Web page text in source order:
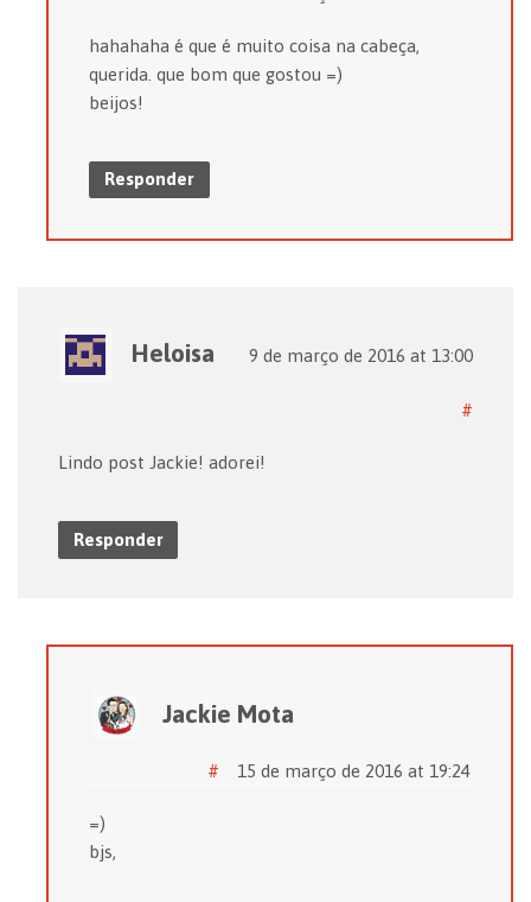
hahahaha é que é muito coisa na cabeça,
querida. que bom que gostou =)
beijos!
Responder
Heloisa 9 de março de 2016 at 13:00
#
Lindo post Jackie! adorei!
Responder
Jackie Mota
15 de março de 2016 at 19:24
#
=)
bjs,